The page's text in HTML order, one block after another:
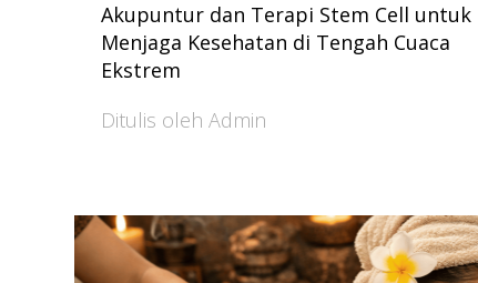
Akupuntur dan Terapi Stem Cell untuk
Menjaga Kesehatan di Tengah Cuaca
Ekstrem
Ditulis oleh Admin